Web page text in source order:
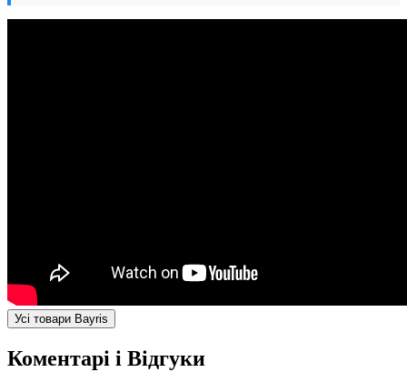
Усі товари Bayris
Коментарі і Відгуки